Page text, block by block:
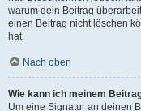
warum dein Beitrag
einen Beitrag nicht löschen
hat.
Nach oben
Wie kann ich meinem
Um eine Signatur an deinen